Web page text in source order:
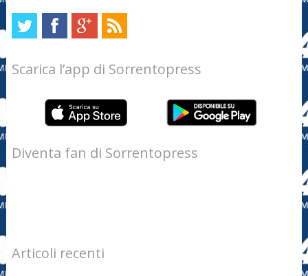
Scarica l’app di Sorrentopress
Diventa fan di Sorrentopress
Articoli recenti